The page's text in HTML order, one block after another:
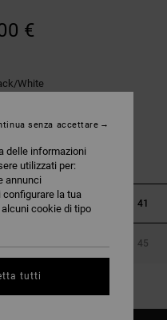
€
white
41
45
la guida alle taglie
delle informazioni
utilizzati per:
annunci
configurare la tua
cookie di tipo
senza accettare
tutti